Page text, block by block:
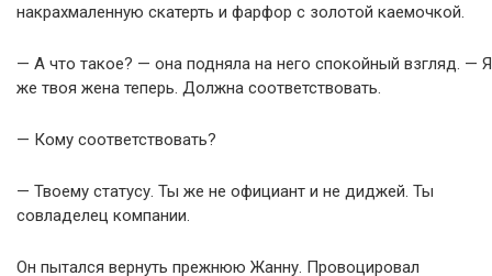
накрахмаленную скатерть и фарфор с золотой каемочкой.
— А что такое? — она подняла на него спокойный взгляд. — Я
же твоя жена теперь. Должна соответствовать.
— Кому соответствовать?
— Твоему статусу. Ты же не официант и не диджей. Ты
совладелец компании.
Он пытался вернуть прежнюю Жанну. Провоцировал